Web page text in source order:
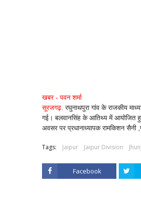
खबर - पवन शर्मा
सूरजगढ़. रघुनाथपुरा गांव के राजकीय
गई। बलवानसिंह के आतिथ्य में आयोजित हुए
अवसर पर प्रधानाध्यापक रामकिशन सैनी
Tags: Jaipur Jaipur Division
Facebook